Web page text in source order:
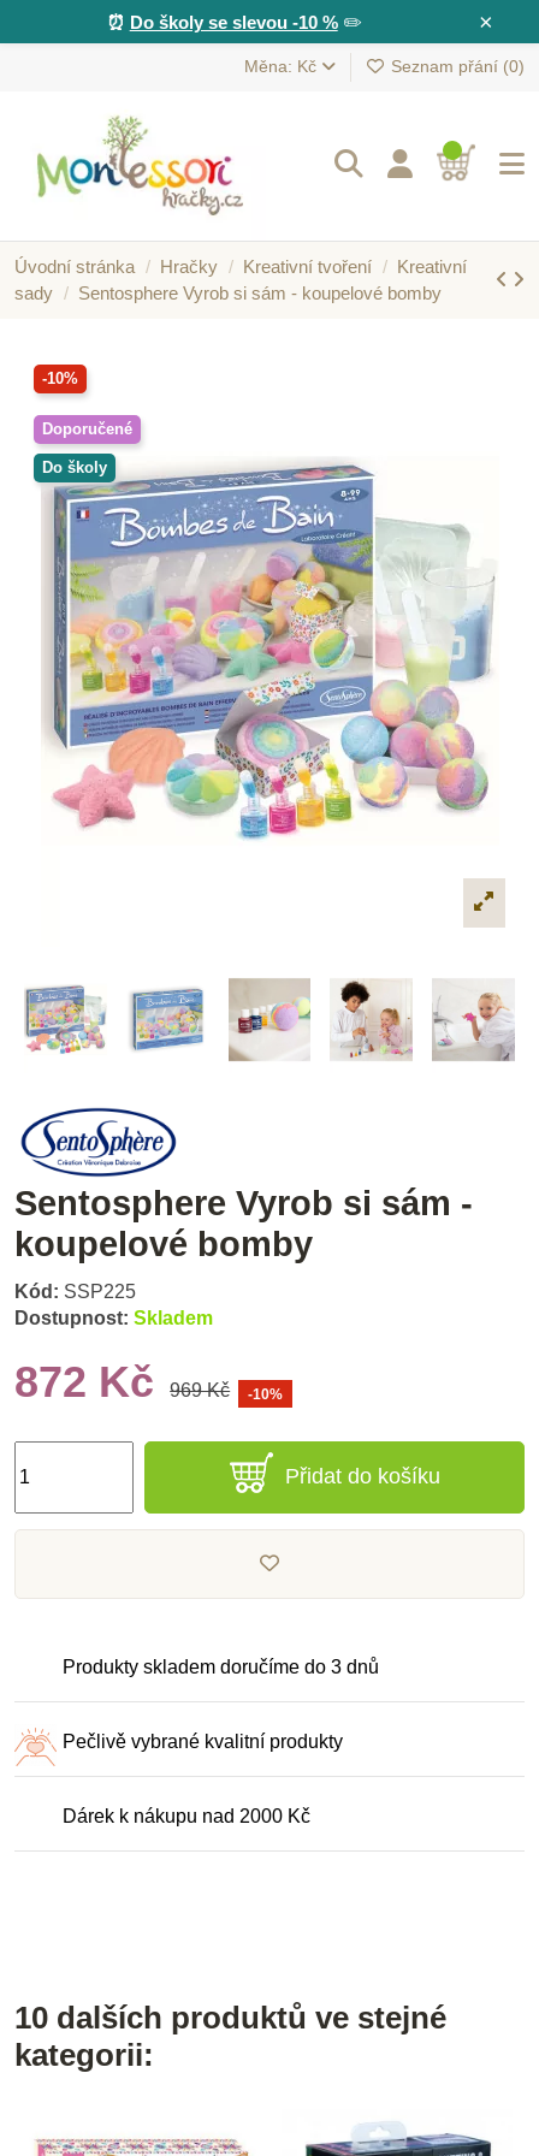
×
⏰ Do školy se slevou -10 %✏️
Měna: Kč Seznam přání (0)
Úvodní stránka Hračky Kreativní tvoření
Kreativní
sady
Sentosphere Vyrob si sám - koupelové bomby
-10%
Doporučené
Do školy
Sentosphere Vyrob si sám -
koupelové bomby
Kód: SSP225
Dostupnost: Skladem
872 Kč 969 Kč -10%
Přidat do košíku
Produkty skladem doručíme do 3 dnů
Pečlivě vybrané kvalitní produkty
Dárek k nákupu nad 2000 Kč
10 dalších produktů ve stejné
kategorii: